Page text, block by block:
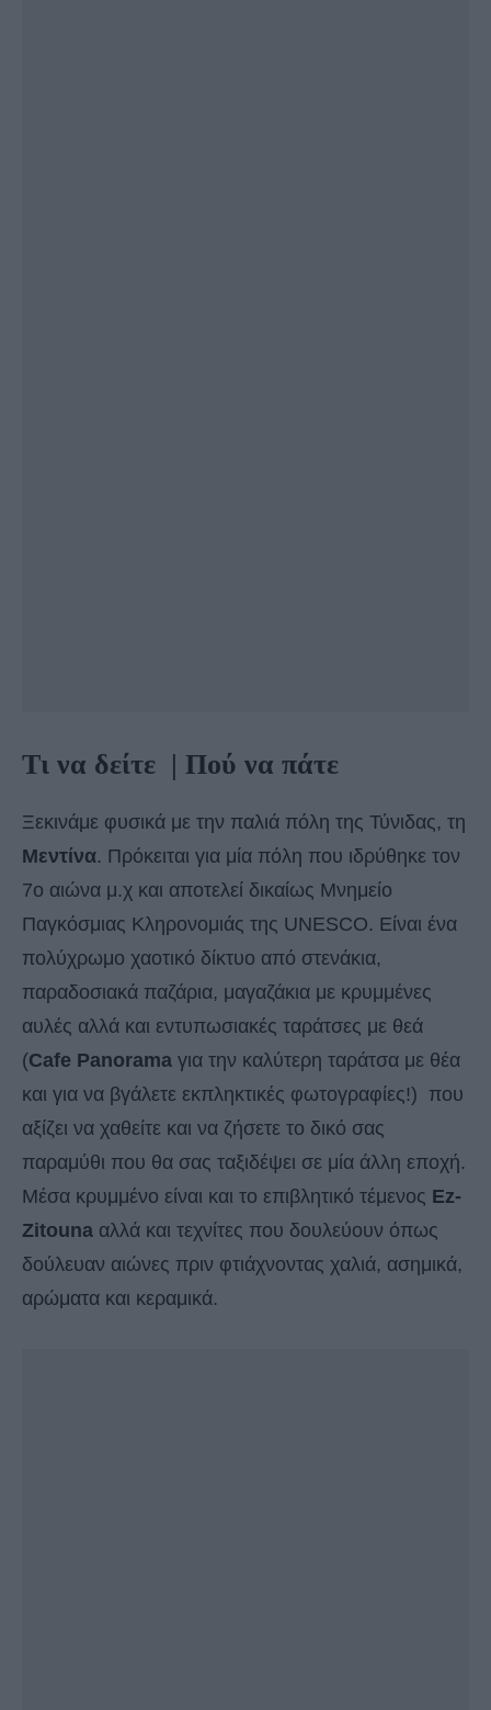
Τι να δείτε | Πού να πάτε
Ξεκινάμε φυσικά με την παλιά πόλη της Τύνιδας, τη
Μεντίνα. Πρόκειται για μία πόλη που ιδρύθηκε τον
7ο αιώνα μ.χ και αποτελεί δικαίως Μνημείο
Παγκόσμιας Κληρονομιάς της UNESCO. Είναι ένα
πολύχρωμο χαοτικό δίκτυο από στενάκια,
παραδοσιακά παζάρια, μαγαζάκια με κρυμμένες
αυλές αλλά και εντυπωσιακές ταράτσες με θεά
(Cafe Panorama για την καλύτερη ταράτσα με θέα
και για να βγάλετε εκπληκτικές φωτογραφίες!) που
αξίζει να χαθείτε και να ζήσετε το δικό σας
παραμύθι που θα σας ταξιδέψει σε μία άλλη εποχή.
Μέσα κρυμμένο είναι και το επιβλητικό τέμενος Ez-
Zitouna αλλά και τεχνίτες που δουλεύουν όπως
δούλευαν αιώνες πριν φτιάχνοντας χαλιά, ασημικά,
αρώματα και κεραμικά.